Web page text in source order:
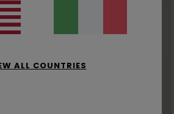
ALL COUNTRIES